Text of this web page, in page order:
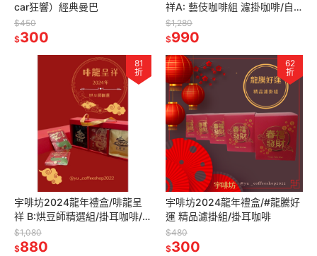
car狂響）經典曼巴
$450
$300
祥A: 藝伎咖啡組 濾掛咖啡/自
家烘焙
$1,280
$990
81
折
宇啡坊2024龍年禮盒/啡龍呈
祥 B:烘豆師精選組/掛耳咖啡/
自家烘焙
$1,080
$880
62
折
宇啡坊2024龍年禮盒/#龍騰好
運 精品濾掛組/掛耳咖啡
$480
$300